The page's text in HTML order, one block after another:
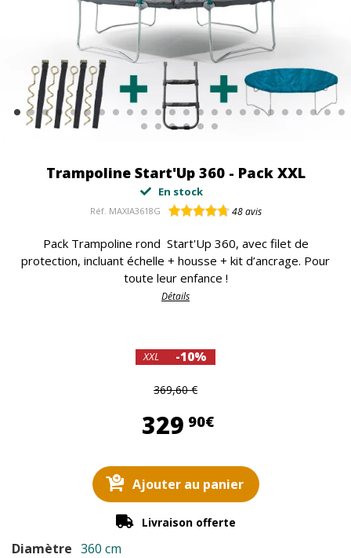
Trampoline Start'Up 360 - Pack XXL
En stock
Réf. MAXIA3618G 48avis
Pack Trampoline rond Start'Up 360, avec filet de
protection, incluant échelle + housse + kit d’ancrage. Pour
toute leur enfance !
Détails
XXL -10%
369,60 €
329 90€329,90 €
Ajouter au panier
Livraison offerte
Diamètre 360 cm